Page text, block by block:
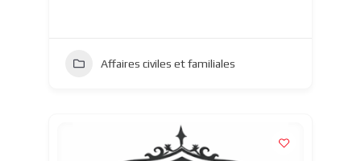
Affaires civiles et familiales